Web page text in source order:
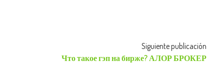
Siguiente publicación
Что такое гэп на бирже? АЛОР БРОКЕР